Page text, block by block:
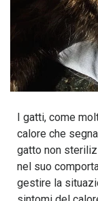
I gatti, come
calore che
gatto non
nel suo
gestire la